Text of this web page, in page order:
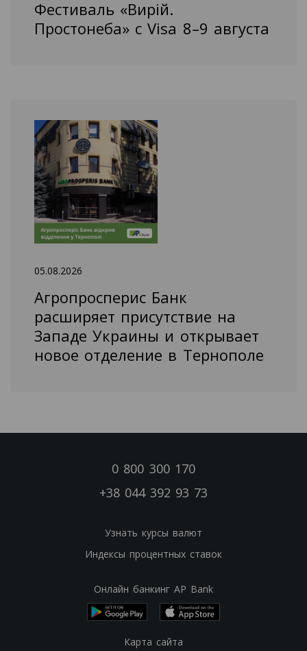
Фестиваль «Вирій.
Простонеба» с Visa 8–9 августа
05.08.2026
Агропросперис Банк
расширяет присутствие на
Западе Украины и открывает
новое отделение в Тернополе
0 800 300 170
+38 044 392 93 73
Узнать курсы валют
Индексы процентных ставок
Онлайн банкинг AP Bank
Карта сайта